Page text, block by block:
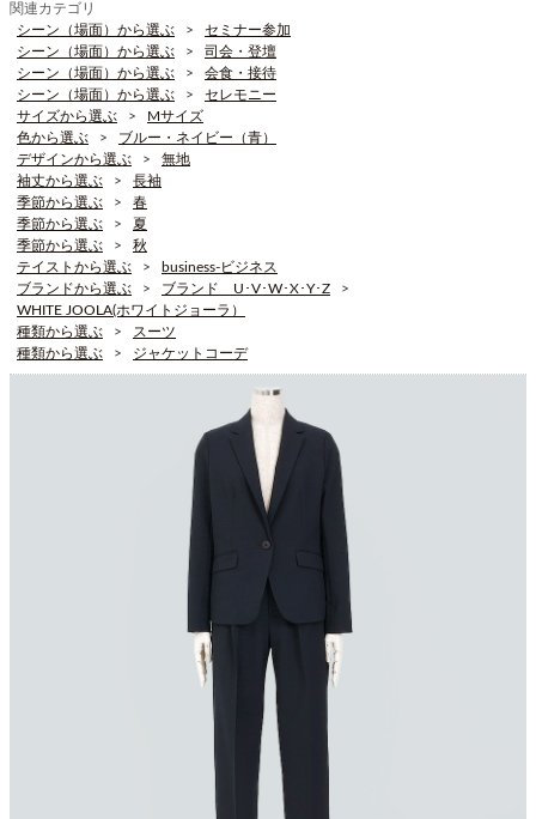
関連カテゴリ
シーン（場面）から選ぶ
セミナー参加
シーン（場面）から選ぶ
司会・登壇
シーン（場面）から選ぶ
会食・接待
シーン（場面）から選ぶ
セレモニー
サイズから選ぶ
Mサイズ
色から選ぶ
ブルー・ネイビー（青）
デザインから選ぶ
無地
袖丈から選ぶ
長袖
季節から選ぶ
春
季節から選ぶ
夏
季節から選ぶ
秋
テイストから選ぶ
business-ビジネス
ブランドから選ぶ
ブランド U･V･W･X･Y･Z
WHITE JOOLA(ホワイトジョーラ）
種類から選ぶ
スーツ
種類から選ぶ
ジャケットコーデ